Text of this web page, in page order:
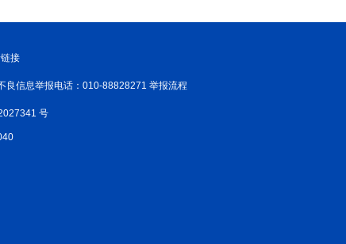
接
良信息举报电话：010-88828271 举报流程
号